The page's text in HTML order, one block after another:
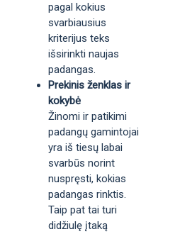
pagal kokius
svarbiausius
kriterijus teks
išsirinkti naujas
padangas.
Prekinis ženklas ir
kokybė
Žinomi ir patikimi
padangų gamintojai
yra iš tiesų labai
svarbūs norint
nuspręsti, kokias
padangas rinktis.
Taip pat tai turi
didžiulę įtaką